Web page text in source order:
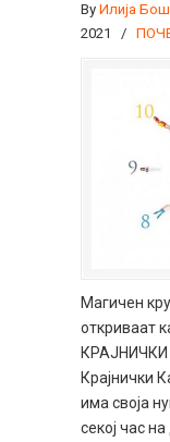
By Илија
2021
/
Магичен
откриваат
КРАЈНИЧКИ
Крајнички
има своја
секој час